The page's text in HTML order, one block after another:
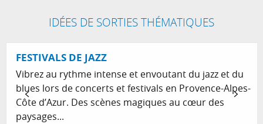
IDÉES DE SORTIES THÉMATIQUES
FESTIVALS DE JAZZ
Vibrez au rythme intense et envoutant du jazz et du
blues lors de concerts et festivals en Provence-Alpes-
Côte d’Azur. Des scènes magiques au cœur des
paysages...